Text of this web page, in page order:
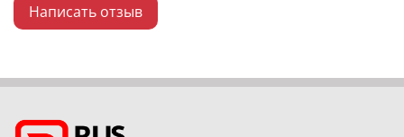
Написать отзыв